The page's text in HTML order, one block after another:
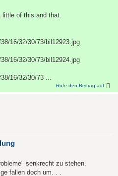
little of this and that.
16/32/30/73/bil12923.jpg
16/32/30/73/bil12924.jpg
16/32/30/73 ...
Rufe den Beitrag auf
senkrecht zu stehen.
fallen doch um. . .